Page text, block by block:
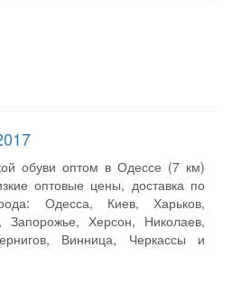
обуви оптом в Одессе (7 км)
оптовые цены, доставка по
Одесса, Киев, Харьков,
Запорожье, Херсон, Николаев,
Винница, Черкассы и